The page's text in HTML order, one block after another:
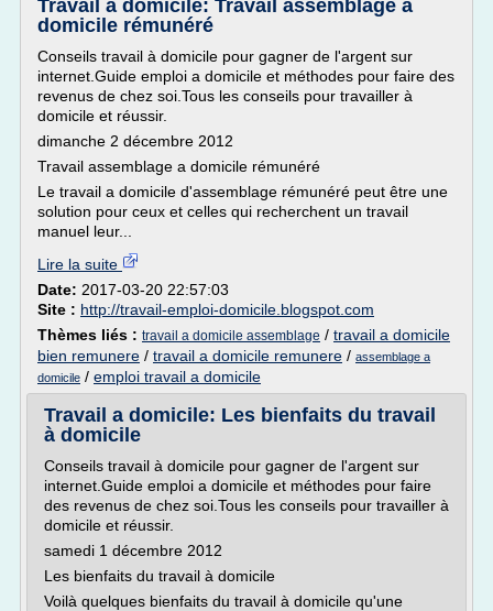
Travail a domicile: Travail assemblage a
domicile rémunéré
Conseils travail à domicile pour gagner de l'argent sur
internet.Guide emploi a domicile et méthodes pour faire des
revenus de chez soi.Tous les conseils pour travailler à
domicile et réussir.
dimanche 2 décembre 2012
Travail assemblage a domicile rémunéré
Le travail a domicile d'assemblage rémunéré peut être une
solution pour ceux et celles qui recherchent un travail
manuel leur...
Lire la suite
Date: 2017-03-20 22:57:03
Site : http://travail-emploi-domicile.blogspot.com
Thèmes liés : travail a domicile assemblage / travail a domicile
bien remunere / travail a domicile remunere / assemblage a
domicile / emploi travail a domicile
Travail a domicile: Les bienfaits du travail
à domicile
Conseils travail à domicile pour gagner de l'argent sur
internet.Guide emploi a domicile et méthodes pour faire
des revenus de chez soi.Tous les conseils pour travailler à
domicile et réussir.
samedi 1 décembre 2012
Les bienfaits du travail à domicile
Voilà quelques bienfaits du travail à domicile qu'une